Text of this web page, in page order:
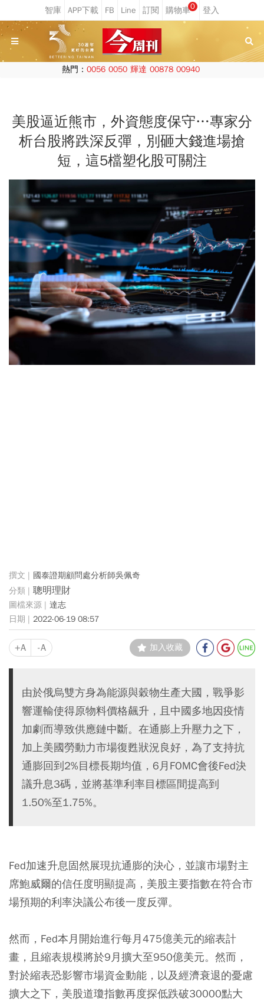
0
熱門： 0056 0050 輝達 00878 00940
美股逼近熊市，外資態度保守…專家分
析台股將跌深反彈，別砸大錢進場搶
短，這5檔塑化股可關注
國泰證期顧問處分析師吳佩奇
聰明理財
達志
2022-06-19 08:57
+A -A 加入收藏
由於俄烏雙方身為能源與穀物生產大國，戰爭影
響運輸使得原物料價格飆升，且中國多地因疫情
加劇而導致供應鏈中斷。在通膨上升壓力之下，
加上美國勞動力市場復甦狀況良好，為了支持抗
通膨回到2%目標長期均值，6月FOMC會後Fed決
議升息3碼，並將基準利率目標區間提高到
1.50%至1.75%。
Fed加速升息固然展現抗通膨的決心，並讓市場對主
席鮑威爾的信任度明顯提高，美股主要指數在符合市
場預期的利率決議公布後一度反彈。
然而，Fed本月開始進行每月475億美元的縮表計
畫，且縮表規模將於9月擴大至950億美元。然而，
對於縮表恐影響市場資金動能，以及經濟衰退的憂慮
擴大之下，美股道瓊指數再度探低跌破30000點大